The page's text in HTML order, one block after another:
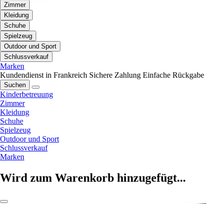
Zimmer
Kleidung
Schuhe
Spielzeug
Outdoor und Sport
Schlussverkauf
Marken
Kundendienst in Frankreich Sichere Zahlung Einfache Rückgabe
Suchen
Kinderbetreuung
Zimmer
Kleidung
Schuhe
Spielzeug
Outdoor und Sport
Schlussverkauf
Marken
Wird zum Warenkorb hinzugefügt...